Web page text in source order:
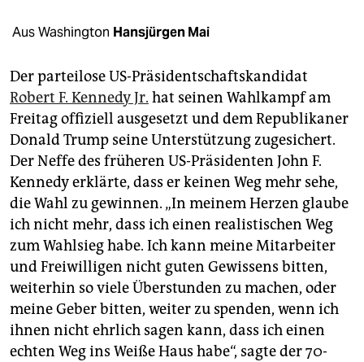
fragen & hilfe
unterstützen
abo
genossenschaft
epaper login
Aus Washington Hansjürgen Mai
Der parteilose US-Präsidentschaftskandidat
Robert F. Kennedy Jr. hat seinen Wahlkampf am
Freitag offiziell ausgesetzt und dem Republikaner
Donald Trump seine Unterstützung zugesichert.
Der Neffe des früheren US-Präsidenten John F.
Kennedy erklärte, dass er keinen Weg mehr sehe,
die Wahl zu gewinnen. „In meinem Herzen glaube
ich nicht mehr, dass ich einen realistischen Weg
zum Wahlsieg habe. Ich kann meine Mitarbeiter
und Freiwilligen nicht guten Gewissens bitten,
weiterhin so viele Überstunden zu machen, oder
meine Geber bitten, weiter zu spenden, wenn ich
ihnen nicht ehrlich sagen kann, dass ich einen
echten Weg ins Weiße Haus habe“, sagte der 70-